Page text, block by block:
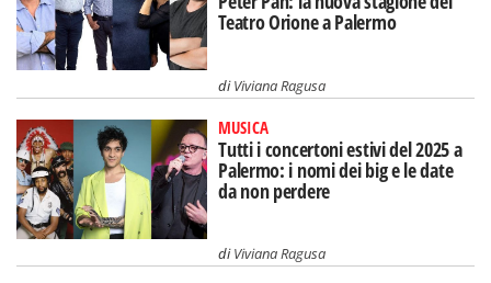
Teatro Orione a Palermo
diViviana Ragusa
MUSICA
Tutti i concertoni estivi del 2025 a
Palermo: i nomi dei big e le date
da non perdere
diViviana Ragusa